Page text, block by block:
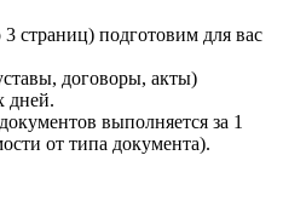
страниц) подготовим для вас
договоры, акты)
дней.
выполняется за 1
от типа документа).